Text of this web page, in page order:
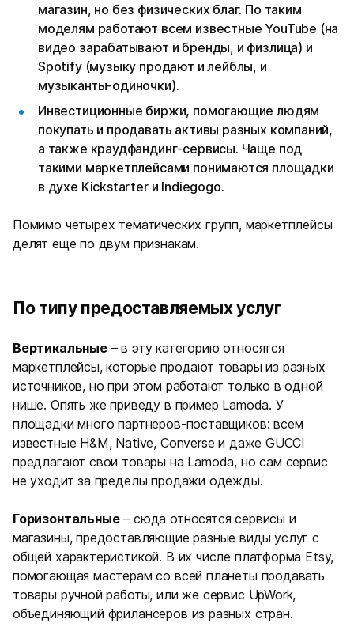
магазин, но без физических благ. По таким
моделям работают всем известные YouTube (на
видео зарабатывают и бренды, и физлица) и
Spotify (музыку продают и лейблы, и
музыканты-одиночки).
Инвестиционные биржи, помогающие людям
покупать и продавать активы разных компаний,
а также краудфандинг-сервисы. Чаще под
такими маркетплейсами понимаются площадки
в духе Kickstarter и Indiegogo.
Помимо четырех тематических групп, маркетплейсы
делят еще по двум признакам.
По типу предоставляемых услуг
Вертикальные– в эту категорию относятся
маркетплейсы, которые продают товары из разных
источников, но при этом работают только в одной
нише. Опять же приведу в пример Lamoda. У
площадки много партнеров-поставщиков: всем
известные H&M, Native, Converse и даже GUCCI
предлагают свои товары на Lamoda, но сам сервис
не уходит за пределы продажи одежды.
Горизонтальные– сюда относятся сервисы и
магазины, предоставляющие разные виды услуг с
общей характеристикой. В их числе платформа Etsy,
помогающая мастерам со всей планеты продавать
товары ручной работы, или же сервис UpWork,
объединяющий фрилансеров из разных стран.